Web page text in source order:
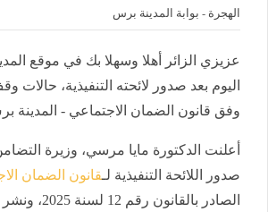
الهجرة - بوابة المدينة برس
عزيزي الزائر أهلا وسهلا بك في موقع
اليوم بعد صدور لائحته التنفيذية، حالات
وفق قانون الضمان الاجتماعي - المدينة
أعلنت الدكتورة مايا مرسي، وزيرة
صدور اللائحة التنفيذية لـقانون الضمان
الصادر